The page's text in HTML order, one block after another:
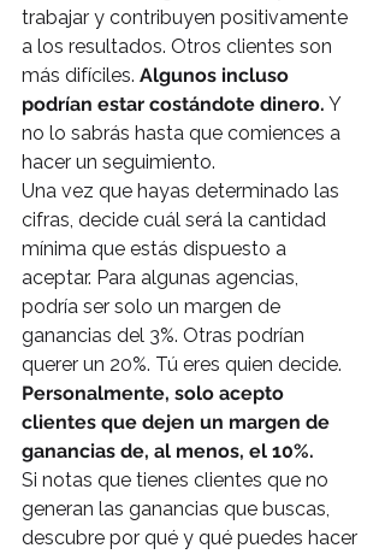
trabajar y contribuyen positivamente
a los resultados. Otros clientes son
más difíciles. Algunos incluso
podrían estar costándote dinero. Y
no lo sabrás hasta que comiences a
hacer un seguimiento.
Una vez que hayas determinado las
cifras, decide cuál será la cantidad
mínima que estás dispuesto a
aceptar. Para algunas agencias,
podría ser solo un margen de
ganancias del 3%. Otras podrían
querer un 20%. Tú eres quien decide.
Personalmente, solo acepto
clientes que dejen un margen de
ganancias de, al menos, el 10%.
Si notas que tienes clientes que no
generan las ganancias que buscas,
descubre por qué y qué puedes hacer